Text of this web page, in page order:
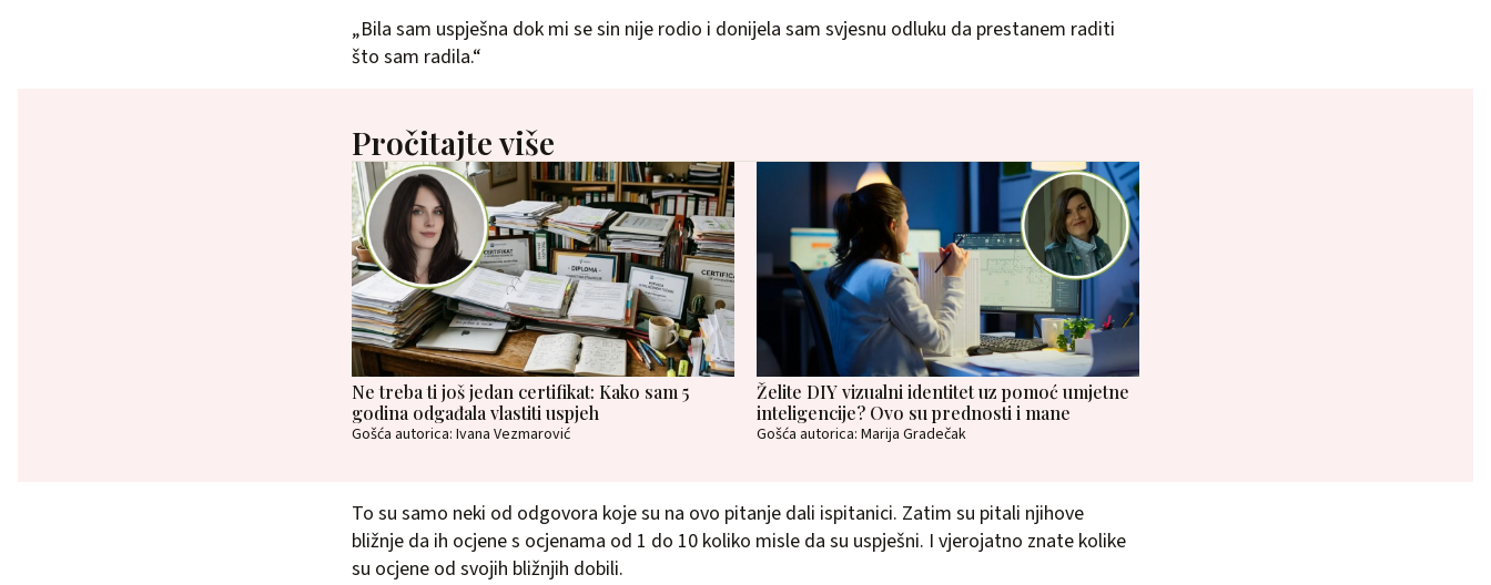
„Bila sam uspješna dok mi se sin nije rodio i donijela sam svjesnu odluku da prestanem raditi
što sam radila.“
Pročitajte više
Ne treba ti još jedan certifikat: Kako sam 5
godina odgađala vlastiti uspjeh
Gošća autorica: Ivana Vezmarović
Želite DIY vizualni identitet uz pomoć umjetne
inteligencije? Ovo su prednosti i mane
Gošća autorica: Marija Gradečak
To su samo neki od odgovora koje su na ovo pitanje dali ispitanici. Zatim su pitali njihove
bližnje da ih ocjene s ocjenama od 1 do 10 koliko misle da su uspješni. I vjerojatno znate kolike
su ocjene od svojih bližnjih dobili.